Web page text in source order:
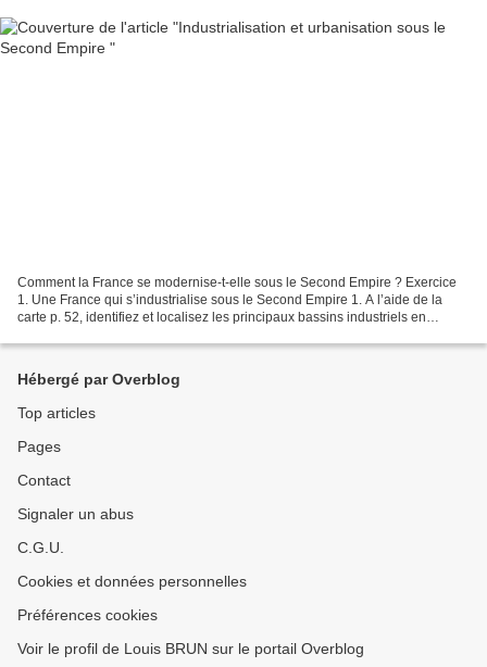
Comment la France se modernise-t-elle sous le Second Empire ? Exercice
1. Une France qui s’industrialise sous le Second Empire 1. A l’aide de la
carte p. 52, identifiez et localisez les principaux bassins industriels en
Hébergé par Overblog
Top articles
Pages
Contact
Signaler un abus
C.G.U.
Cookies et données personnelles
Préférences cookies
Voir le profil de Louis BRUN sur le portail Overblog